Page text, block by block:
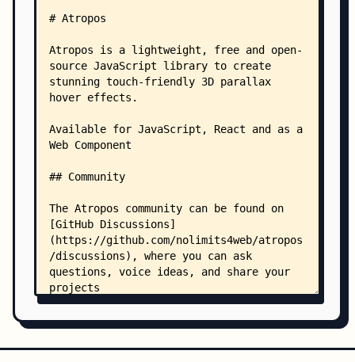
    │   │   ├── index.html
    │   │   └── main.js
    │   └── react/
    │       ├── App.jsx
    │       ├── index.html
    │       └── main.js
    ├── scripts/
    │   ├── build-element.js
    │   ├── build-react.js
    │   ├── build-styles.js
    │   ├── build-types.js
    │   ├── build.js
    │   ├── release.js
    │   ├── watch.js
    │   └── utils/
    │       ├── autoprefixer.js
    │       ├── fs-extra.js